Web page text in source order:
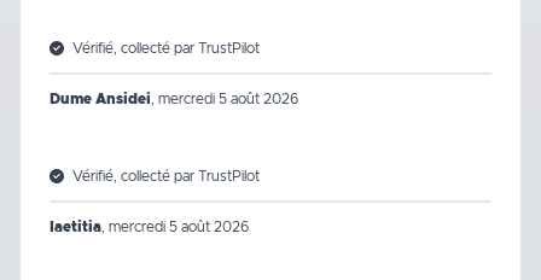
Vérifié, collecté par TrustPilot
Dume Ansidei mercredi 5 août 2026
Vérifié, collecté par TrustPilot
laetitia, mercredi 5 août 2026